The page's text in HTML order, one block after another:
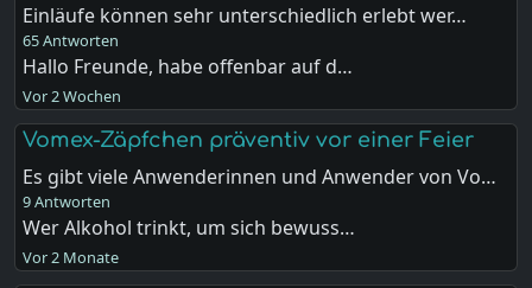
Einläufe können sehr unterschiedlich erlebt wer…
65 Antworten
Hallo Freunde, habe offenbar auf d…
Vor 2 Wochen
Vomex-Zäpfchen präventiv vor einer Feier
Es gibt viele Anwenderinnen und Anwender von Vo…
9 Antworten
Wer Alkohol trinkt, um sich bewuss…
Vor 2 Monate